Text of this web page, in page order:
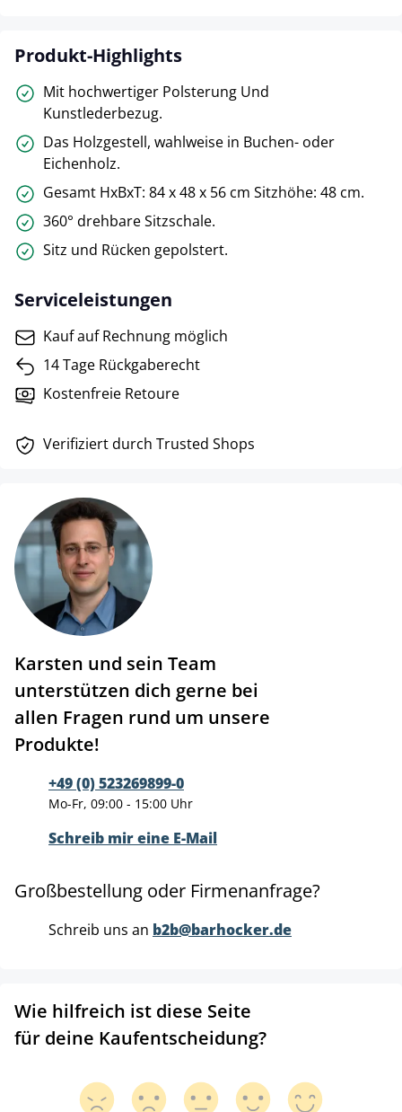
Produkt-Highlights
Mit hochwertiger Polsterung Und
Kunstlederbezug.
Das Holzgestell, wahlweise in Buchen- oder
Eichenholz.
Gesamt HxBxT: 84 x 48 x 56 cm Sitzhöhe: 48 cm.
360° drehbare Sitzschale.
Sitz und Rücken gepolstert.
Serviceleistungen
Kauf auf Rechnung möglich
14 Tage Rückgaberecht
Kostenfreie Retoure
Verifiziert durch Trusted Shops
Karsten und sein Team
unterstützen dich gerne bei
allen Fragen rund um unsere
Produkte!
+49 (0) 523269899-0
Mo-Fr, 09:00 - 15:00 Uhr
Schreib mir eine E-Mail
Großbestellung oder Firmenanfrage?
Schreib uns an b2b@barhocker.de
Wie hilfreich ist diese Seite
für deine Kaufentscheidung?